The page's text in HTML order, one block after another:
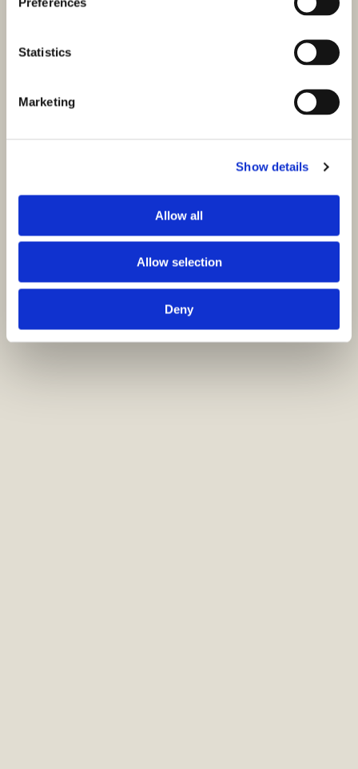
Statistics
Marketing
Show details
Allow all
Allow selection
Deny